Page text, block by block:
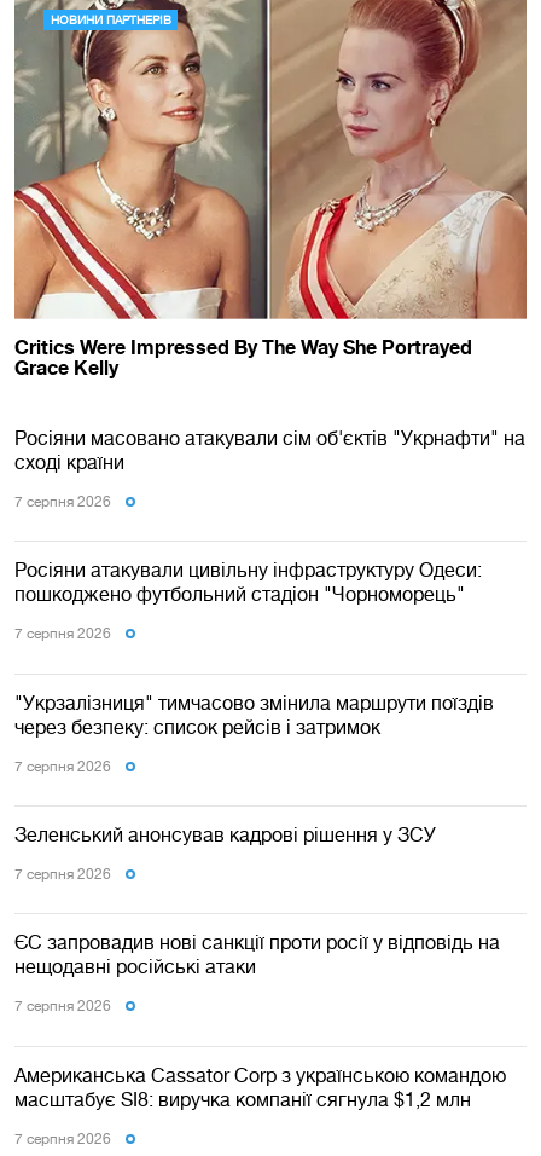
Росіяни масовано атакували сім об'єктів "Укрнафти" на
сході країни
7 серпня 2026
Росіяни атакували цивільну інфраструктуру Одеси:
пошкоджено футбольний стадіон "Чорноморець"
7 серпня 2026
"Укрзалізниця" тимчасово змінила маршрути поїздів
через безпеку: список рейсів і затримок
7 серпня 2026
Зеленський анонсував кадрові рішення у ЗСУ
7 серпня 2026
ЄС запровадив нові санкції проти росії у відповідь на
нещодавні російські атаки
7 серпня 2026
Американська Cassator Corp з українською командою
масштабує SI8: виручка компанії сягнула $1,2 млн
7 серпня 2026